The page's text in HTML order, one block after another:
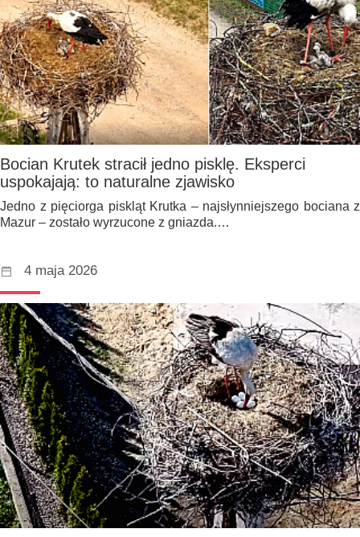
Bocian Krutek stracił jedno pisklę. Eksperci
uspokajają: to naturalne zjawisko
Jedno z pięciorga piskląt Krutka – najsłynniejszego bociana z
Mazur – zostało wyrzucone z gniazda.…
4 maja 2026